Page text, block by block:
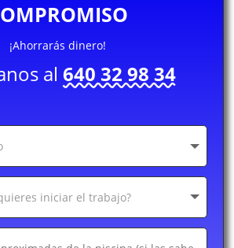
¡Ahorrarás dinero!
al640 32 98 34